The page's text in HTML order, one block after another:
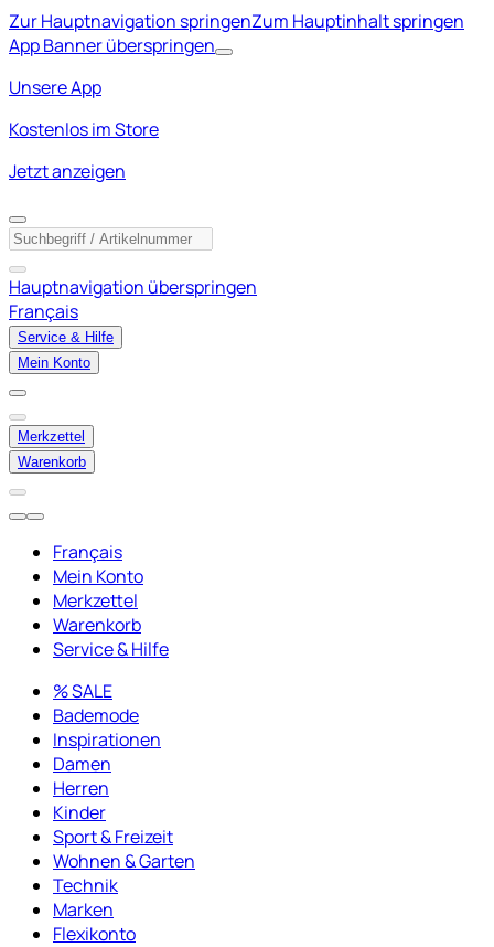
Zur Hauptnavigation springenZum Hauptinhalt springen
App Banner überspringen
Unsere App
Kostenlos im Store
Jetzt anzeigen
Hauptnavigation überspringen
Français
Service & Hilfe
Mein Konto
Merkzettel
Warenkorb
Français
Mein Konto
Merkzettel
Warenkorb
Service & Hilfe
% SALE
Bademode
Inspirationen
Damen
Herren
Kinder
Sport & Freizeit
Wohnen & Garten
Technik
Marken
Flexikonto